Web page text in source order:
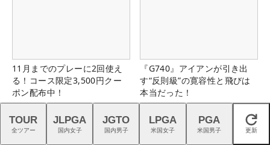
11月までのプレーに2回使え
る！コース限定3,500円クー
ポン配布中！
『G740』アイアンが引き出
す“反則級”の寛容性と飛びは
本当だった！
閉じる
TOUR
全ツアー
JLPGA
国内女子
JGTO
国内男子
LPGA
米国女子
PGA
米国男子 更新